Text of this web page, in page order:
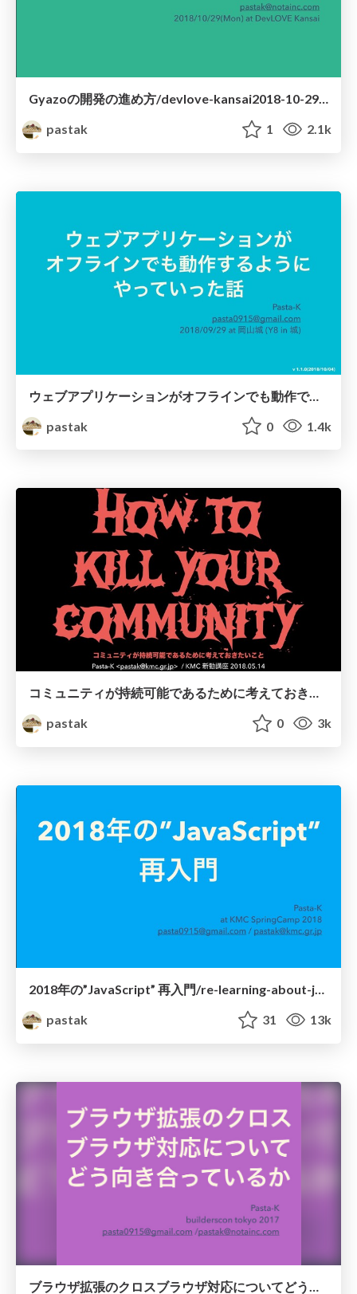
Gyazoの開発の進め方/devlove-kansai2018-10-29 #DevKan
pastak
1 2.1k
ウェブアプリケーションがオフラインでも動作できるようにやっていった話 / ServiceWorker for Offline WebApp in MANGA Viewer
pastak
0 1.4k
コミュニティが持続可能であるために考えておきたいこと/How to kill your community
pastak
0 3k
2018年の”JavaScript” 再入門/re-learning-about-js-in-2018
pastak
31 13k